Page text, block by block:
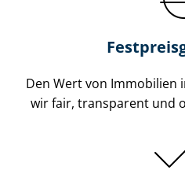
Den Wert von Immobilien
wir fair, transparent und